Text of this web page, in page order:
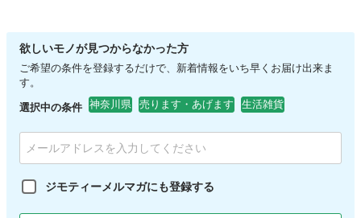
欲しいモノが見つからなかった方
ご希望の条件を登録するだけで、新着情報をいち早くお届け出来ま
す。
選択中の条件 神奈川県 売ります・あげます 生活雑貨
ジモティーメルマガにも登録する